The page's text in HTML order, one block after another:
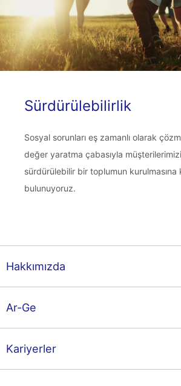
Sürdürülebilirlik
Sosyal sorunları eş zamanlı olarak
değer yaratma çabasıyla
sürdürülebilir bir toplumun kurulmasına
bulunuyoruz.
Hakkımızda
Ar-Ge
Kariyerler